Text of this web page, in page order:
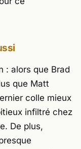
: alors que Brad
que Matt
colle mieux
infiltré chez
De plus,